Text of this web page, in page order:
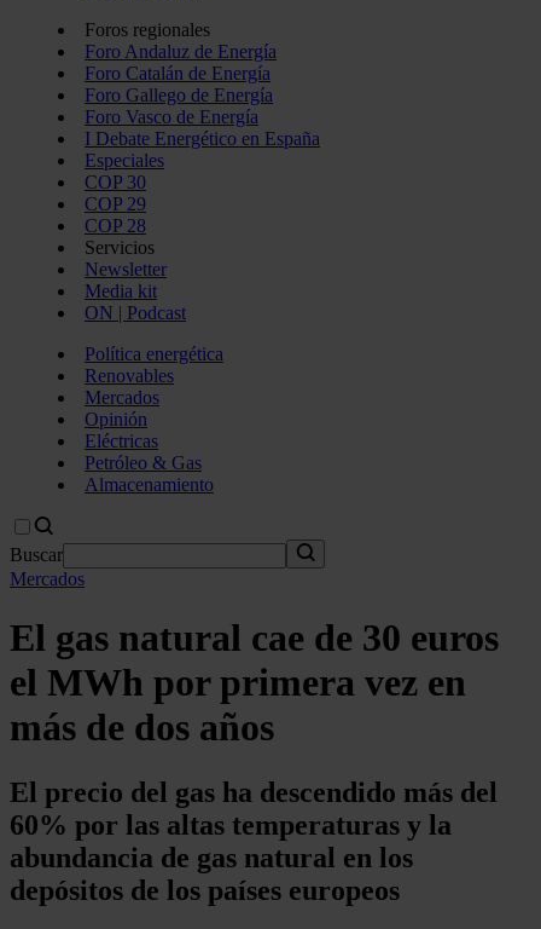
Foros regionales
Foro Andaluz de Energía
Foro Catalán de Energía
Foro Gallego de Energía
Foro Vasco de Energía
I Debate Energético en España
Especiales
COP 30
COP 29
COP 28
Servicios
Newsletter
Media kit
ON | Podcast
Política energética
Renovables
Mercados
Opinión
Eléctricas
Petróleo & Gas
Almacenamiento
Buscar
Mercados
El gas natural cae de 30 euros
el MWh por primera vez en
más de dos años
El precio del gas ha descendido más del
60% por las altas temperaturas y la
abundancia de gas natural en los
depósitos de los países europeos